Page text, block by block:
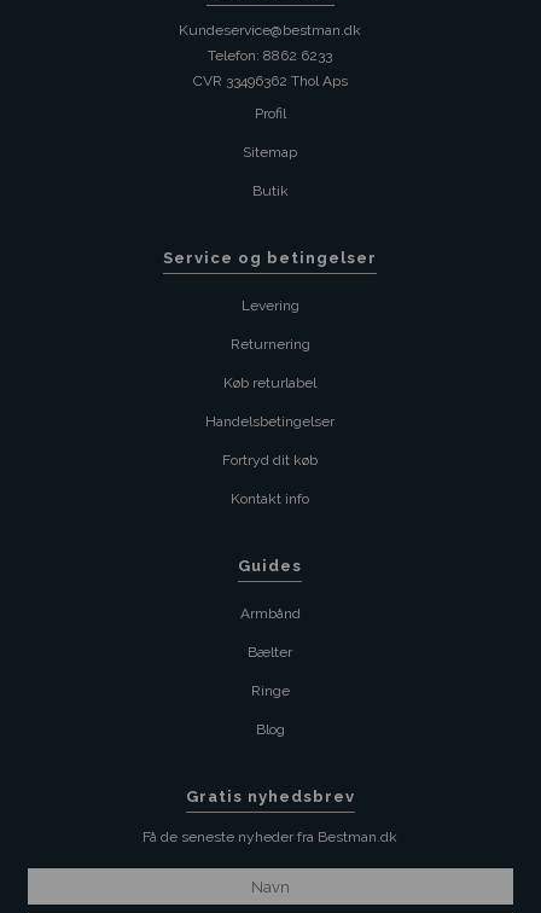
Kundeservice@bestman.dk
Telefon: 8862 6233
CVR 33496362 Thol Aps
Profil
Sitemap
Butik
Service og betingelser
Levering
Returnering
Køb returlabel
Handelsbetingelser
Fortryd dit køb
Kontakt info
Guides
Armbånd
Bælter
Ringe
Blog
Gratis nyhedsbrev
Få de seneste nyheder fra Bestman.dk